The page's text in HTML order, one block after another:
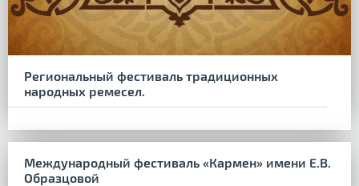
Региональный фестиваль традиционных
народных ремесел.
Международный фестиваль «Кармен» имени Е.В.
Образцовой